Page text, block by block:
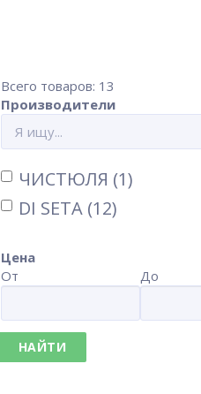
Всего товаров: 13
Производители
ЧИСТЮЛЯ (1)
DI SETA (12)
Цена
От
До
НАЙТИ